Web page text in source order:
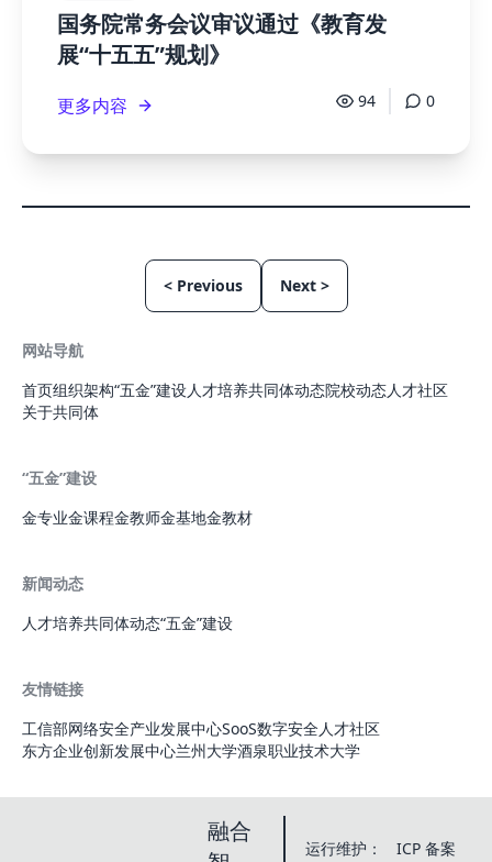
国务院常务会议审议通过《教育发
展“十五五”规划》
更多内容 94 0
< Previous Next >
网站导航
首页组织架构“五金”建设人才培养共同体动态院校动态人才社区
关于共同体
“五金”建设
金专业金课程金教师金基地金教材
新闻动态
人才培养共同体动态“五金”建设
友情链接
工信部网络安全产业发展中心SooS数字安全人才社区
东方企业创新发展中心兰州大学酒泉职业技术大学
融合
运行维护：
ICP 备案